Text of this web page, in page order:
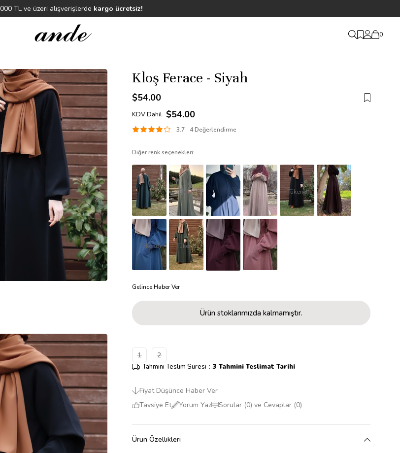
2000 TL ve üzeri alışverişlerdekargo ücretsiz!
0
Kloş Ferace - Siyah
$54.00
KDV Dahil $54.00
3.7 4 Değerlendirme
Diğer renk seçenekleri:
Tükendi Tükendi
Tükendi Tükendi
Gelince Haber Ver
Ürün stoklarımızda kalmamıştır.
1 2
Tahmini Teslim Süresi : 3 Tahmini Teslimat Tarihi
Fiyat Düşünce Haber Ver
Tavsiye Et
Yorum Yaz Sorular (0) ve Cevaplar (0)
Ürün Özellikleri